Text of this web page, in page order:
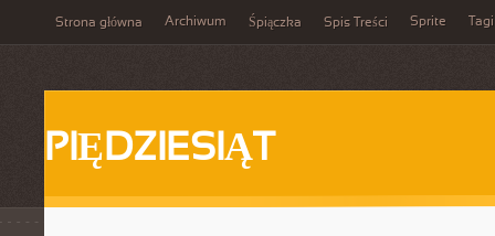
Strona główna Archiwum Śpiączka Spis Treści Sprite Tagi
PIĘDZIESIĄT